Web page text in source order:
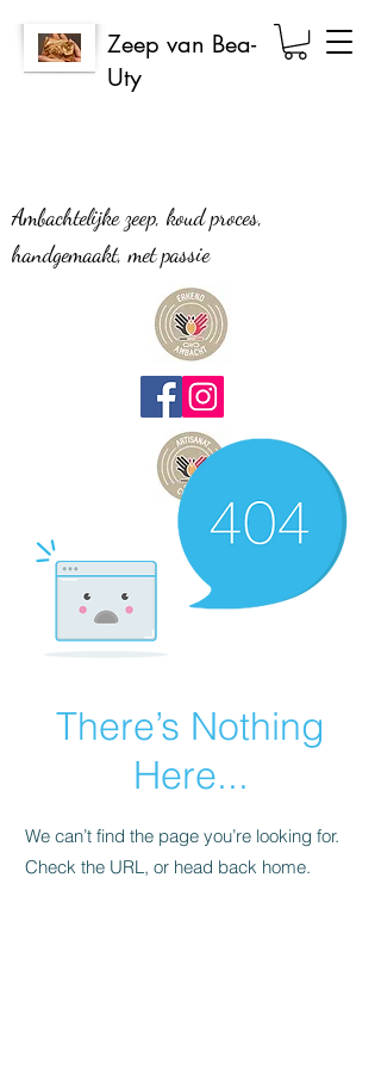
Zeep van Bea-
Uty
Ambachtelijke zeep, koud proces,
handgemaakt, met passie
There’s Nothing
Here...
We can’t find the page you’re looking for.
Check the URL, or head back home.